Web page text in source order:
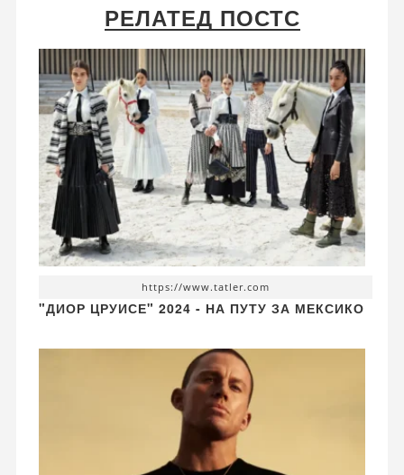
РЕЛАТЕД ПОСТС
https://www.tatler.com
"ДИОР ЦРУИСЕ" 2024 - НА ПУТУ ЗА МЕКСИКО